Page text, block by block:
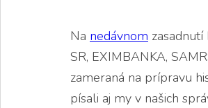
Na nedávnom zasadnutí
SR, EXIMBANKA,
zameraná na prípravu
písali aj my v našich